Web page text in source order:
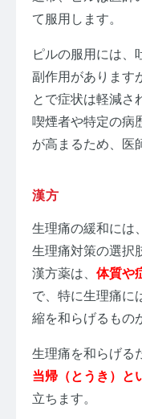
て服用します。
ピルの服用には、
副作用があります
とで症状は軽減さ
喫煙者や特定の病
が高まるため、医
漢方
生理痛の緩和には
生理痛対策の選択
漢方薬は、 体質や
で、特に生理痛に
縮を和らげるもの
生理痛を和らげる
当帰（とうき）と
立ちます。